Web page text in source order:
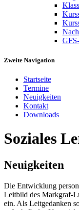
Zweite Navigation
Startseite
Termine
Neuigkeiten
Kontakt
Downloads
Soziales
Neuigkeiten
Die Entwicklung
Leitbild des Markgraf-
ein. Als Leitgedanken